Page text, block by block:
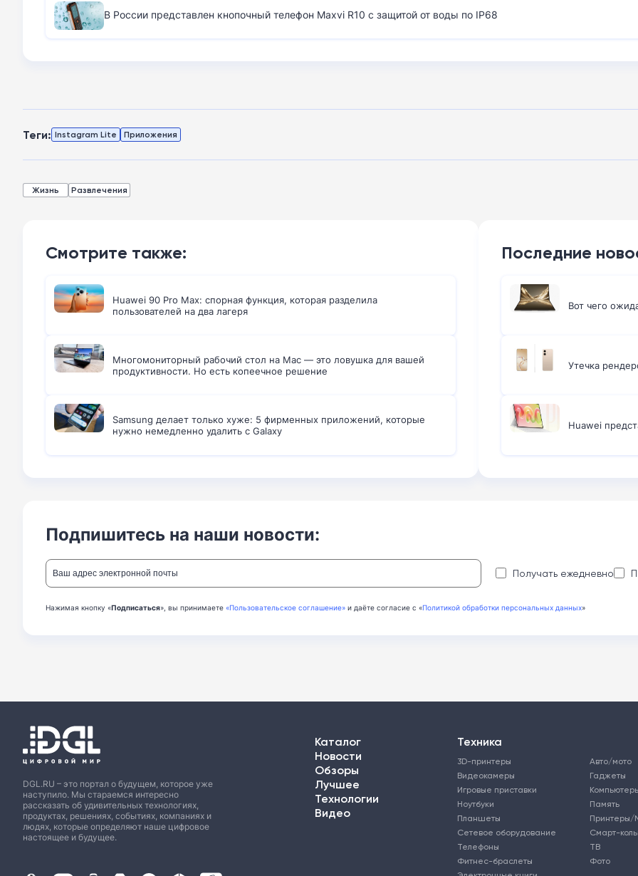
В России представлен кнопочный телефон Maxvi R10 с защитой от воды по IP68
Теги: Instagram Lite Приложения
Жизнь Развлечения
Смотрите также:
Huawei 90 Pro Max: спорная функция, которая разделила
пользователей на два лагеря
Многомониторный рабочий стол на Mac — это ловушка для вашей
продуктивности. Но есть копеечное решение
Samsung делает только хуже: 5 фирменных приложений, которые
нужно немедленно удалить с Galaxy
Последние
Вот чего
Утечка
Huawei
Подпишитесь на наши новости:
Получать ежедневно
Нажимая кнопку «Подписаться», вы принимаете «Пользовательское соглашение» и даёте согласие с «Политикой обработки персональных данных»
DGL.RU – это портал о будущем, которое уже
наступило. Мы стараемся интересно
рассказать об удивительных технологиях,
продуктах, решениях, событиях, компаниях и
людях, которые определяют наше цифровое
настоящее и будущее.
Каталог
Новости
Обзоры
Лучшее
Техника
3D-принтеры
Авто/мото
Видеокамеры
Гаджеты
Игровые приставки
Ноутбуки
Память
Планшеты
Сетевое оборудование
Смарт-
Телефоны
ТВ
Фитнес-браслеты
Фото
Технологии
Видео